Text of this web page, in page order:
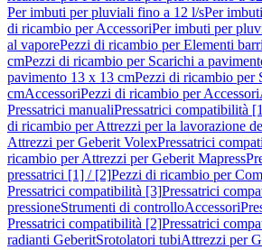
Per imbuti per pluviali fino a 12 l/sPer
di ricambio per AccessoriPer imbuti per
al vaporePezzi di ricambio per Elementi
cmPezzi di ricambio per Scarichi a
pavimento 13 x 13 cmPezzi di ricambio per
cmAccessoriPezzi di ricambio per Accessori
Pressatrici manualiPressatrici compatibilità
di ricambio per Attrezzi per la lavorazione
Attrezzi per Geberit VolexPressatrici
ricambio per Attrezzi per Geberit Mapress
pressatrici [1] / [2]Pezzi di ricambio per
Pressatrici compatibilità [3]Pressatrici
pressioneStrumenti di controlloAccessori
Pressatrici compatibilità [2]Pressatrici
radianti GeberitSrotolatori tubiAttrezzi per